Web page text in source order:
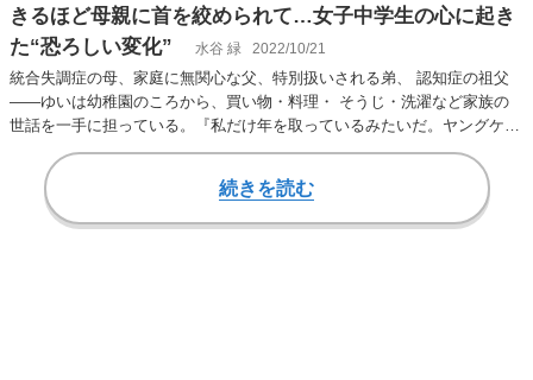
きるほど母親に首を絞められて…女子中学生の心に起き
た“恐ろしい変化”
水谷 緑 2022/10/21
統合失調症の母、家庭に無関心な父、特別扱いされる弟、 認知症の祖父
――ゆいは幼稚園のころから、買い物・料理・ そうじ・洗濯など家族の
世話を一手に担っている。『私だけ年を取っているみたいだ。ヤングケア
ラーの再生日記』…
続きを読む